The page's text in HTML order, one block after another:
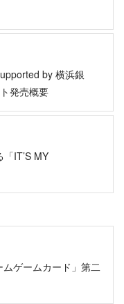
by 横浜銀
発売概要
IT’S MY
ムゲームカード」第二